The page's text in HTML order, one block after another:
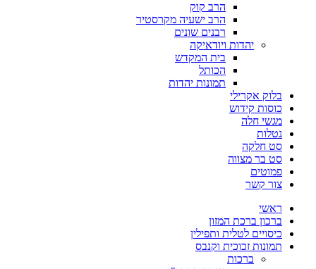
הרב קוק
הרב ישעיה מקרסטיר
רבנים שונים
יהדות ויודאיקה
בית המקדש
הכותל
תמונות יהדות
בלוק אקרילי
כוסות קידוש
מגשי חלה
נטלות
סט חלקה
סט בר מצווה
פמוטים
צור קשר
ראשי
ברכון ברכת המזון
כיסויים לטלית ותפילין
תמונות זכוכית וקנבס
ברכות